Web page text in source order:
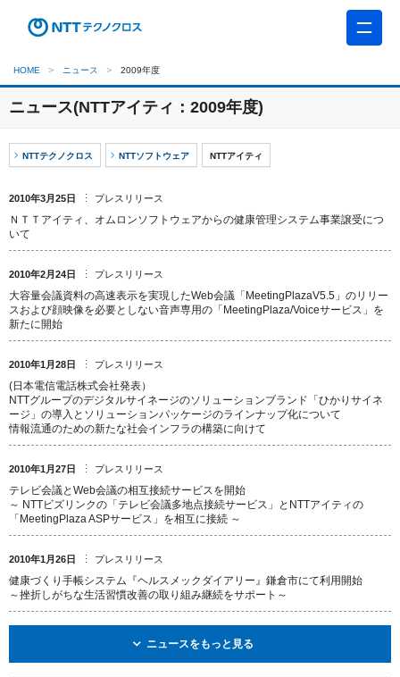
HOME ニュース 2009年度
ニュース(NTTアイティ：2009年度)
NTTテクノクロス NTTソフトウェア NTTアイティ
2010年3月25日 プレスリリース
ＮＴＴアイティ、オムロンソフトウェアからの健康管理システム事業譲受につ
いて
2010年2月24日 プレスリリース
大容量会議資料の高速表示を実現したWeb会議「MeetingPlazaV5.5」のリリー
スおよび顔映像を必要としない音声専用の「MeetingPlaza/Voiceサービス」を
新たに開始
2010年1月28日 プレスリリース
(日本電信電話株式会社発表）
NTTグループのデジタルサイネージのソリューションブランド「ひかりサイネ
ージ」の導入とソリューションパッケージのラインナップ化について
情報流通のための新たな社会インフラの構築に向けて
2010年1月27日 プレスリリース
テレビ会議とWeb会議の相互接続サービスを開始
～ NTTビズリンクの「テレビ会議多地点接続サービス」とNTTアイティの
「MeetingPlaza ASPサービス」を相互に接続 ～
2010年1月26日 プレスリリース
健康づくり手帳システム『ヘルスメックダイアリー』鎌倉市にて利用開始
～挫折しがちな生活習慣改善の取り組み継続をサポート～
ニュースをもっと見る